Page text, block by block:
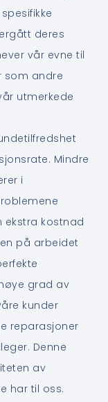
deres
vår evne til
som andre
utmerkede
Mindre
i
ekstra kostnad
på arbeidet
grad av
kunder
reparasjoner
Denne
av
har til oss.